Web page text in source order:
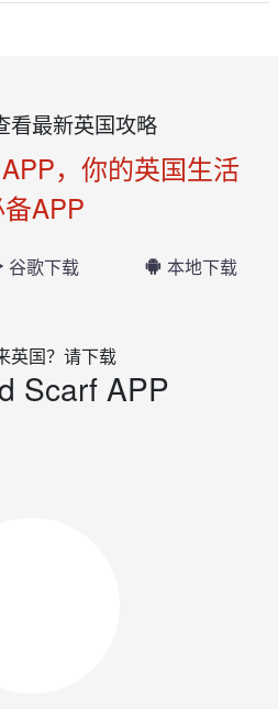
看最新英国攻略
，你的英国生活
APP
谷歌下载 本地下载
英国？请下载
Scarf APP